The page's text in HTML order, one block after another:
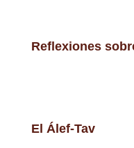
Reflexiones
El Álef-Tav